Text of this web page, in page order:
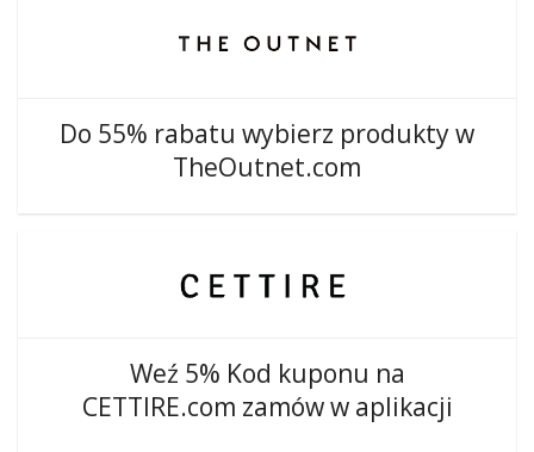
Do 55% rabatu wybierz produkty w
TheOutnet.com
Weź 5% Kod kuponu na
CETTIRE.com zamów w aplikacji